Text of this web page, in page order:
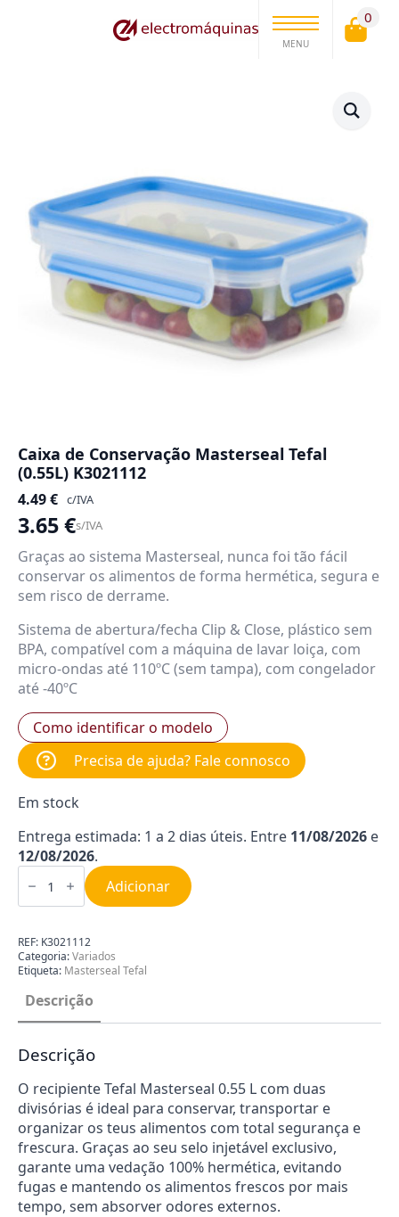
MENU
0
Caixa de Conservação Masterseal Tefal
(0.55L) K3021112
4.49€ c/IVA
3.65€s/IVA
Graças ao sistema Masterseal, nunca foi tão fácil
conservar os alimentos de forma hermética, segura e
sem risco de derrame.
Sistema de abertura/fecha Clip & Close, plástico sem
BPA, compatível com a máquina de lavar loiça, com
micro-ondas até 110ºC (sem tampa), com congelador
até -40ºC
Como identificar o modelo
Precisa de ajuda? Fale connosco
Em stock
Entrega estimada: 1 a 2 dias úteis. Entre 11/08/2026 e
12/08/2026.
Quantidade
de
de
Masterseal
Tefal
(0.55L)
K3021112
Adicionar
REF: K3021112
Categoria:Variados
Etiqueta: Masterseal Tefal
Descrição
Descrição
O recipiente Tefal Masterseal 0.55 L com duas
divisórias é ideal para conservar, transportar e
organizar os teus alimentos com total segurança e
frescura. Graças ao seu selo injetável exclusivo,
garante uma vedação 100% hermética, evitando
fugas e mantendo os alimentos frescos por mais
tempo, sem absorver odores externos.